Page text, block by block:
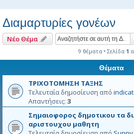
Διαμαρτυρίες γονέων
Νέο Θέμα
9 θέματα • Σελίδα 1
Θέματα
ΤΡΙΧΟΤΟΜΗΣΗ ΤΑΞΗΣ
Τελευταία δημοσίευση από
Απαντήσεις: 3
Σημαιοφορος δημοτικου τα
αριστουχου μαθητη